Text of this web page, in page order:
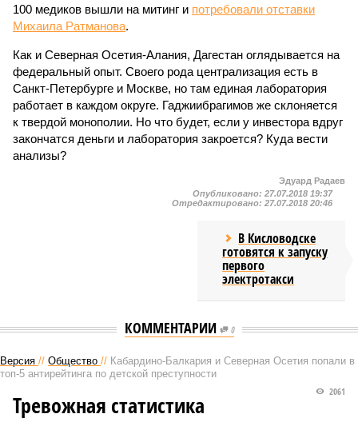
100 медиков вышли на митинг и потребовали отставки
Михаила Ратманова.
Как и Северная Осетия-Алания, Дагестан оглядывается на
федеральный опыт. Своего рода централизация есть в
Санкт-Петербурге и Москве, но там единая лаборатория
работает в каждом округе. Гаджиибрагимов же склоняется
к твердой монополии. Но что будет, если у инвестора вдруг
закончатся деньги и лаборатория закроется? Куда вести
анализы?
Эдуард Радаев
Опубликовано: 27.07.2018 19:37
Отредактировано: 27.07.2018 20:46
В Кисловодске
готовятся к запуску
первого
электротакси
КОММЕНТАРИИ 0
Версия // Общество // Кабардино-Балкария и Северная Осетия попали в
топ-5 антирейтинга по детской преступности
2061
Тревожная статистика